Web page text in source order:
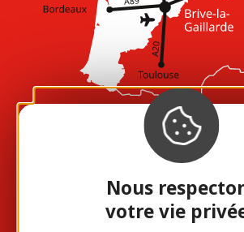
Nous
votre vie
Contact